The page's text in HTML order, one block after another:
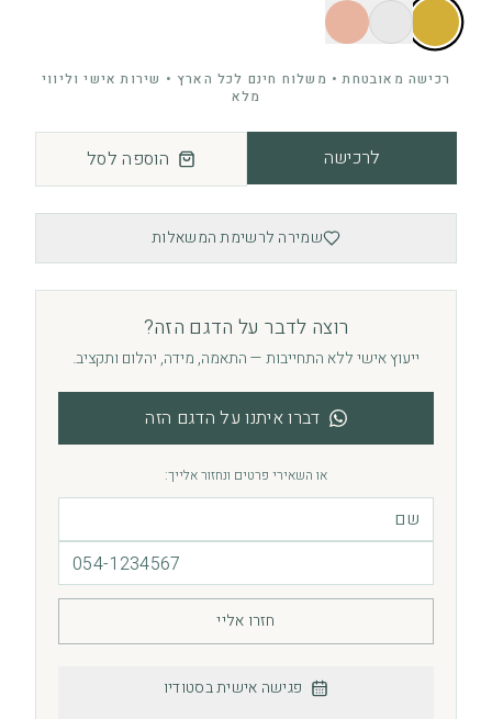
רכישה מאובטחת • משלוח חינם לכל הארץ • שירות אישי וליווי
מלא
לרכישה הוספה לסל
שמירה לרשימת המשאלות
רוצה לדבר על הדגם הזה?
ייעוץ אישי ללא התחייבות — התאמה, מידה, יהלום ותקציב.
דברו איתנו על הדגם הזה
או השאירי פרטים ונחזור אלייך:
חזרו אליי
פגישה אישית בסטודיו